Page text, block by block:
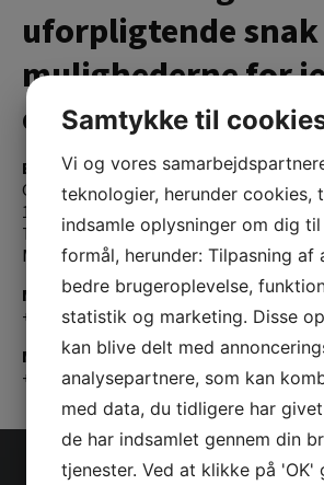
uforpligtende snak
mulighederne for
event eller
Event Republic ApS
Gothersgade 11
1055 København K
Tlf:
+45 71 99 05 15
Mail: info@eventrepublic.dk
MADS WITTRUP | CREATIVE DIRECTOR
+45 25 21 99 49 |mads@eventrepublic.dk
MARIE DAMSGAARD | HEAD OF
+45 29 25 54 45|
Samtykke til
Vi og vores
teknologier, herunder cookies,
indsamle oplysninger om dig
formål, herunder: Tilpasning af
bedre brugeroplevelse,
statistik og marketing. Disse
kan blive delt med
analysepartnere, som kan
med data, du tidligere har
de har indsamlet gennem din
tjenester. Ved at klikke på 'OK'